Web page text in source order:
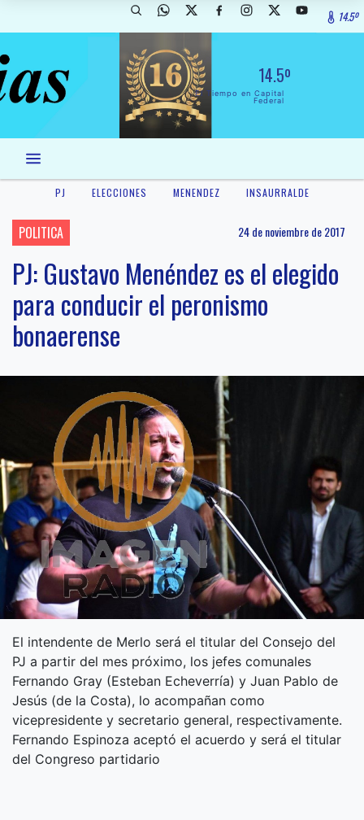
14.5º
14.5º
El Tiempo en Capital
Federal
PJ ELECCIONES MENENDEZ INSAURRALDE
POLITICA 24 de noviembre de 2017
PJ: Gustavo Menéndez es el elegido
para conducir el peronismo
bonaerense
El intendente de Merlo será el titular del Consejo del
PJ a partir del mes próximo, los jefes comunales
Fernando Gray (Esteban Echeverría) y Juan Pablo de
Jesús (de la Costa), lo acompañan como
vicepresidente y secretario general, respectivamente.
Fernando Espinoza aceptó el acuerdo y será el titular
del Congreso partidario